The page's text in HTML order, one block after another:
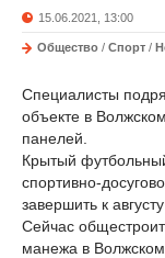
15.06.2021, 13:00
Общество / Спорт /
Специалисты
объекте в
панелей.
Крытый
спортивно-
завершить к
Сейчас
манежа в